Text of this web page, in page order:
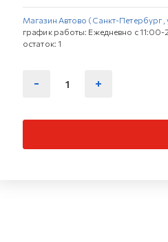
Магазин Автово (Санкт-Петербург
график работы: Ежедневно с
остаток: 1